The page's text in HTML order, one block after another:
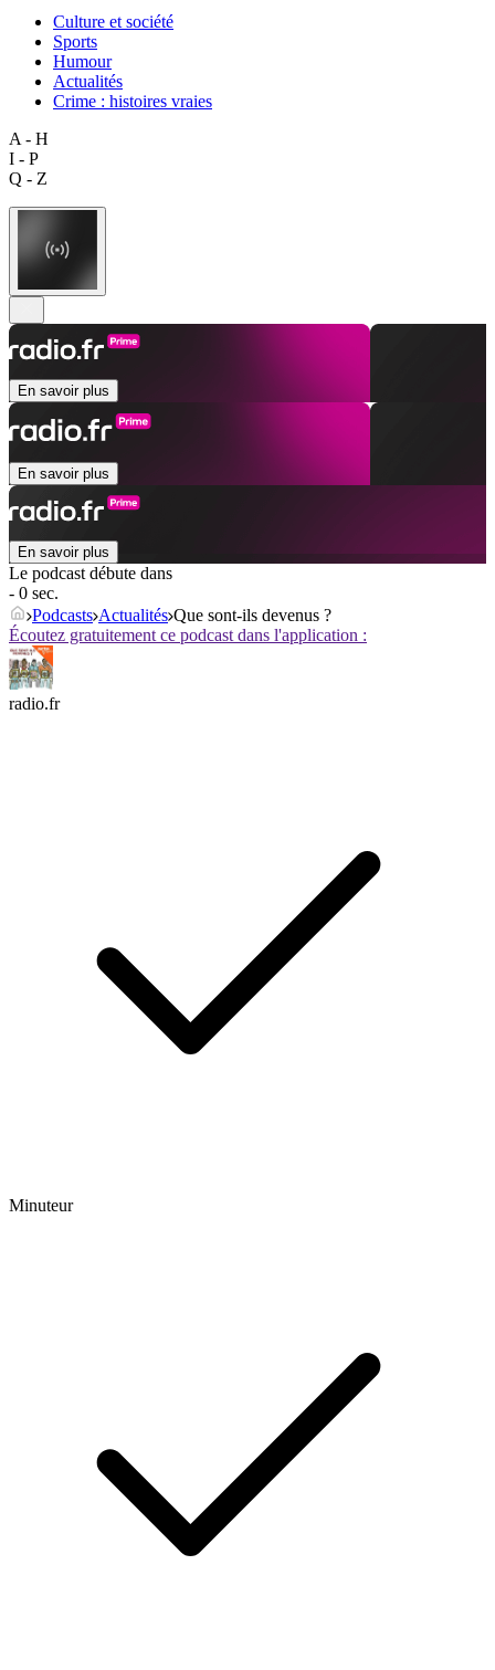
Culture et société
Sports
Humour
Actualités
Crime : histoires vraies
A - H
I - P
Q - Z
En savoir plus
En savoir plus
En savoir plus
Le podcast débute dans
- 0 sec.
Podcasts Actualités Que sont-ils devenus ?
Écoutez gratuitement ce podcast dans l'application :
radio.fr
Minuteur